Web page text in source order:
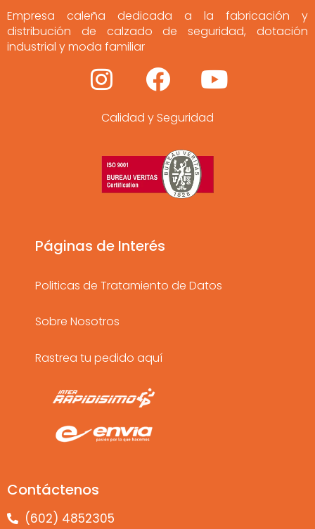
Empresa caleña dedicada a la fabricación y
distribución de calzado de seguridad, dotación
industrial y moda familiar
I
n
s
t
a
g
a
m
F
a
c
e
b
o
k
Y
o
u
t
b
Calidad y Seguridad
Páginas de Interés
Politicas de Tratamiento de Datos
Sobre Nosotros
Rastrea tu pedido aquí
Contáctenos
(602) 4852305